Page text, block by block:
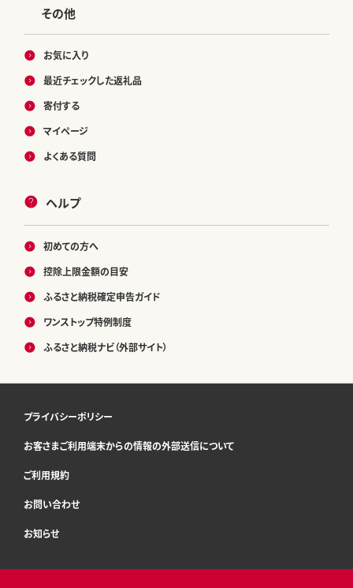
その他
お気に入り
最近チェックした返礼品
寄付する
マイページ
よくある質問
ヘルプ
初めての方へ
控除上限金額の目安
ふるさと納税確定申告ガイド
ワンストップ特例制度
ふるさと納税ナビ（外部サイト）
プライバシーポリシー
お客さまご利用端末からの情報の外部送信について
ご利用規約
お問い合わせ
お知らせ